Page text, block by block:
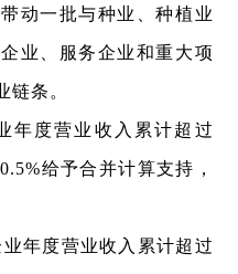
动一批与种业、种植业
业、服务企业和重大项
链条。
年度营业收入累计超过
给予合并计算支持，
业年度营业收入累计超过